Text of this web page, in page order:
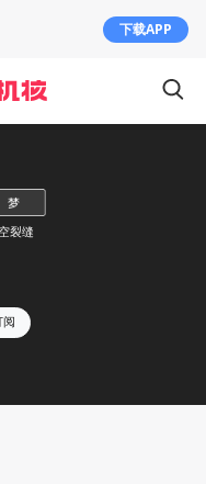
裂缝
阅
下载APP